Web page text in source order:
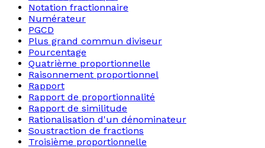
Notation fractionnaire
Numérateur
PGCD
Plus grand commun diviseur
Pourcentage
Quatrième proportionnelle
Raisonnement proportionnel
Rapport
Rapport de proportionnalité
Rapport de similitude
Rationalisation d'un dénominateur
Soustraction de fractions
Troisième proportionnelle